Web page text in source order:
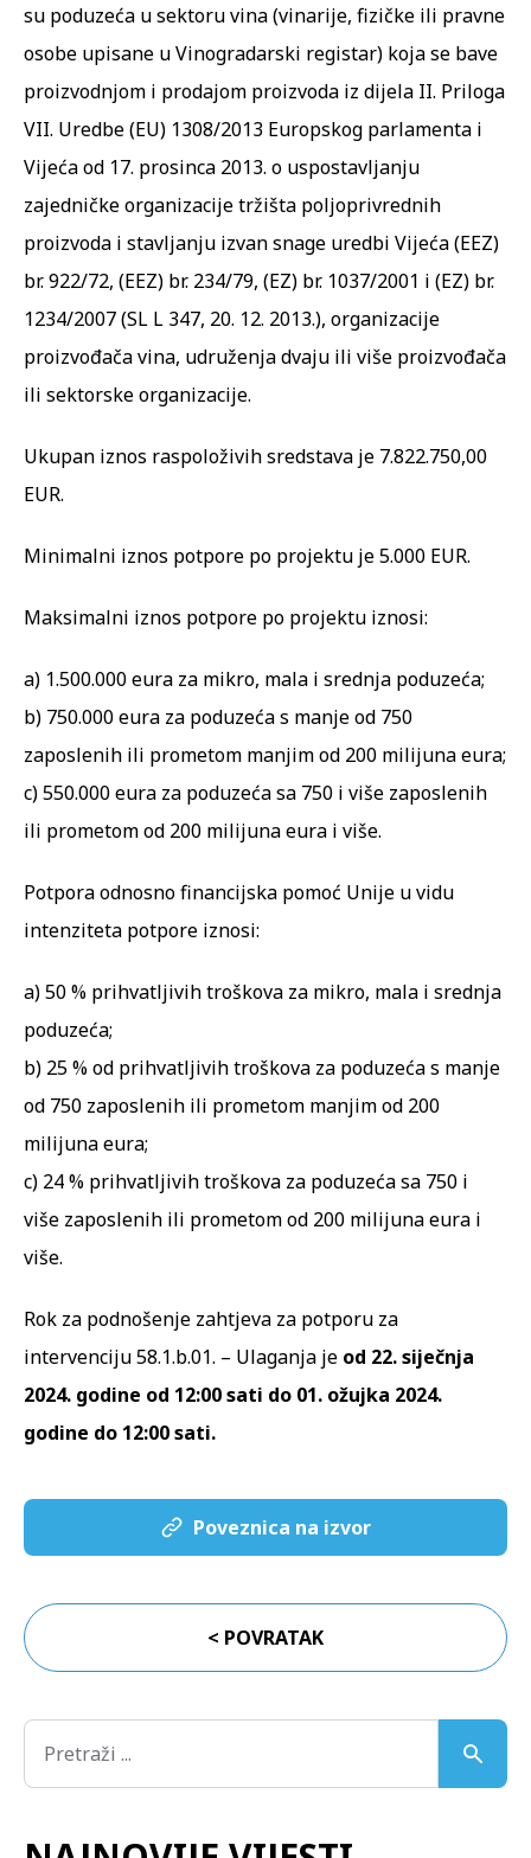
su poduzeća u sektoru vina (vinarije, fizičke ili pravne
osobe upisane u Vinogradarski registar) koja se bave
proizvodnjom i prodajom proizvoda iz dijela II. Priloga
VII. Uredbe (EU) 1308/2013 Europskog parlamenta i
Vijeća od 17. prosinca 2013. o uspostavljanju
zajedničke organizacije tržišta poljoprivrednih
proizvoda i stavljanju izvan snage uredbi Vijeća (EEZ)
br. 922/72, (EEZ) br. 234/79, (EZ) br. 1037/2001 i (EZ) br.
1234/2007 (SL L 347, 20. 12. 2013.), organizacije
proizvođača vina, udruženja dvaju ili više proizvođača
ili sektorske organizacije.
Ukupan iznos raspoloživih sredstava je 7.822.750,00
EUR.
Minimalni iznos potpore po projektu je 5.000 EUR.
Maksimalni iznos potpore po projektu iznosi:
a) 1.500.000 eura za mikro, mala i srednja poduzeća;
b) 750.000 eura za poduzeća s manje od 750
zaposlenih ili prometom manjim od 200 milijuna eura;
c) 550.000 eura za poduzeća sa 750 i više zaposlenih
ili prometom od 200 milijuna eura i više.
Potpora odnosno financijska pomoć Unije u vidu
intenziteta potpore iznosi:
a) 50 % prihvatljivih troškova za mikro, mala i srednja
poduzeća;
b) 25 % od prihvatljivih troškova za poduzeća s manje
od 750 zaposlenih ili prometom manjim od 200
milijuna eura;
c) 24 % prihvatljivih troškova za poduzeća sa 750 i
više zaposlenih ili prometom od 200 milijuna eura i
više.
Rok za podnošenje zahtjeva za potporu za
intervenciju 58.1.b.01. – Ulaganja je od 22. siječnja
2024. godine od 12:00 sati do 01. ožujka 2024.
godine do 12:00 sati.
Poveznica na izvor
< POVRATAK